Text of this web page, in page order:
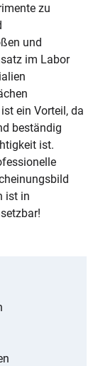
zu
und
im Labor
ein Vorteil, da
beständig
ist.
ist in